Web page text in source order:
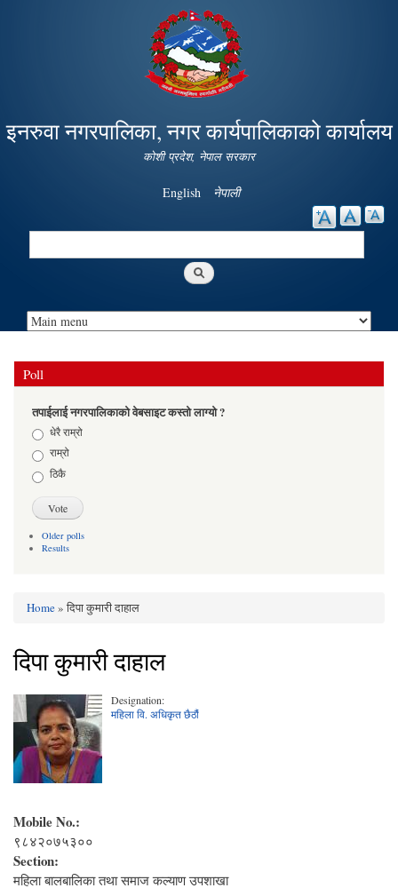
Skip to
main
content
इनरुवा नगरपालिका, नगर कार्यपालिकाको कार्यालय
कोशी प्रदेश, नेपाल सरकार
English नेपाली
Search
Poll
तपाईलाई नगरपालिकाको वेबसाइट कस्तो लाग्यो ?
Choicesधेरै राम्रो
राम्रो
ठिकै
Older polls
Results
You are here
Home» दिपा कुमारी दाहाल
दिपा कुमारी दाहाल
Designation:
महिला वि. अधिकृत छैठौं
Mobile No.:
९८४२०७५३००
Section:
महिला बालबालिका तथा समाज कल्याण उपशाखा